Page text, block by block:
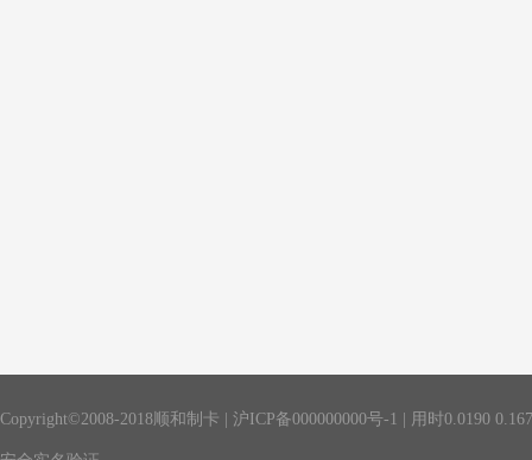
Copyright©2008-2018顺和制卡 | 沪ICP备000000000号-1 | 用时0.0190 0.167